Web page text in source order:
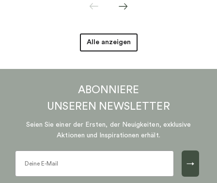
Alle anzeigen
ABONNIERE
UNSEREN NEWSLETTER
Seien Sie einer der Ersten, der Neuigkeiten, exklusive
Aktionen und Inspirationen erhält.
→